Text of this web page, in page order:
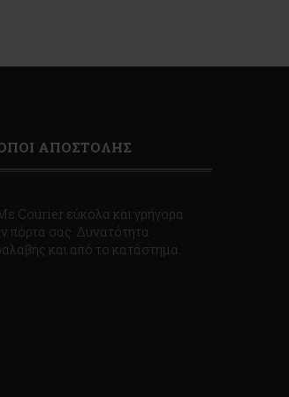
ΑΠΟΣΤΟΛΗΣ
Courier εύκολα και γρήγορα
πόρτα σας. Δυνατότητα
και από το κατάστημα.